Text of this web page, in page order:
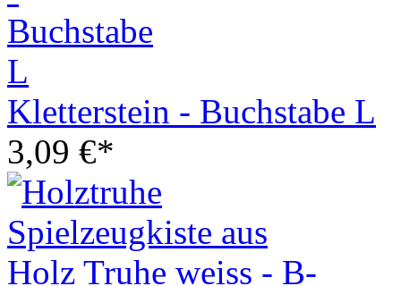
Kletterstein - Buchstabe L
3,09 €*